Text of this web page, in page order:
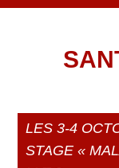
LES 3-4
STAGE «